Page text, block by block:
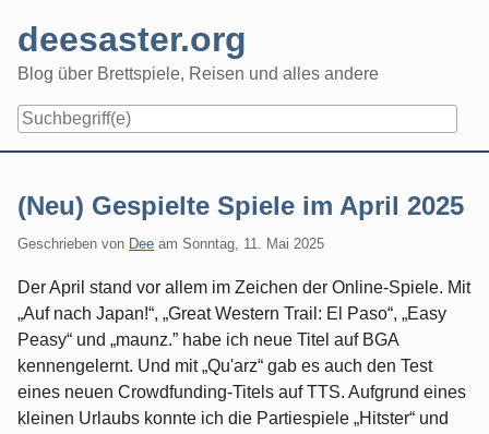
content
deesaster.org
Blog über Brettspiele, Reisen und alles andere
(Neu) Gespielte Spiele im April 2025
Geschrieben von Dee am Sonntag, 11. Mai 2025
Der April stand vor allem im Zeichen der Online-Spiele. Mit
„Auf nach Japan!“, „Great Western Trail: El Paso“, „Easy
Peasy“ und „maunz.” habe ich neue Titel auf BGA
kennengelernt. Und mit „Qu'arz“ gab es auch den Test
eines neuen Crowdfunding-Titels auf TTS. Aufgrund eines
kleinen Urlaubs konnte ich die Partiespiele „Hitster“ und